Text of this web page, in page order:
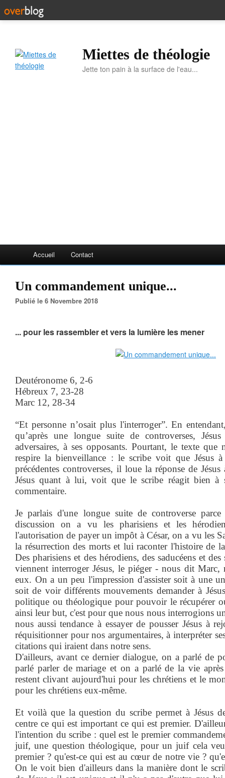
Miettes de théologie
Jette ton pain à la surface de l'eau...
Accueil Contact
Un commandement unique...
Publié le 6 Novembre 2018
... pour les rassembler et vers la lumière les mener
Deutéronome 6, 2-6
Hébreux 7, 23-28
Marc 12, 28-34
“Et personne n’osait plus l'interroger”. En
qu’après une longue suite de controverses,
adversaires, à ses opposants. Pourtant, le texte que
respire la bienveillance : le scribe voit que Jésus
précédentes controverses, il loue la réponse de
Jésus quant à lui, voit que le scribe réagit bien à
commentaire.
Je parlais d'une longue suite de controverse parce
discussion on a vu les pharisiens et les
l'autorisation de payer un impôt à César, on a vu les
la résurrection des morts et lui raconter l'histoire de
Des pharisiens et des hérodiens, des saducéens et
viennent interroger Jésus, le piéger - nous dit Marc,
eux. On a un peu l'impression d'assister soit à une
soit de voir différents mouvements demander à
politique ou théologique pour pouvoir le récupérer
ainsi leur but, c'est pour que nous nous interrogions
nous aussi tendance à essayer de pousser Jésus à
réquisitionner pour nos argumentaires, à interpréter
citations qui iraient dans notre sens.
D'ailleurs, avant ce dernier dialogue, on a parlé de
parlé parler de mariage et on a parlé de la vie
restent clivant aujourd'hui pour les chrétiens et le
pour les chrétiens eux-même.
Et voilà que la question du scribe permet à Jésus
centre ce qui est important ce qui est premier.
l'intention du scribe : quel est le premier
juif, une question théologique, pour un juif cela
premier ? qu'est-ce qui est au cœur de notre vie ?
On le voit bien d'ailleurs dans la manière dont le